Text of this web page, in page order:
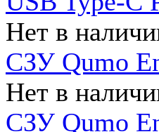
Нет в
СЗУ Qumo
Нет в
СЗУ Qumo